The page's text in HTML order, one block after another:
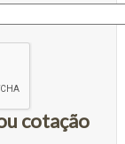
cotação